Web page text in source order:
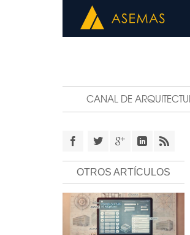
CANAL DE
OTROS ARTÍCULOS